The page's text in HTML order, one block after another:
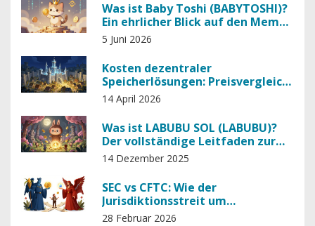
Was ist Baby Toshi (BABYTOSHI)?
Ein ehrlicher Blick auf den Meme-
Token
5 Juni 2026
Kosten dezentraler
Speicherlösungen: Preisvergleich
und Analyse 2026
14 April 2026
Was ist LABUBU SOL (LABUBU)?
Der vollständige Leitfaden zur
Memecoin mit Labubu-Bezug
14 Dezember 2025
SEC vs CFTC: Wie der
Jurisdiktionsstreit um
Kryptowährungen die US-
28 Februar 2026